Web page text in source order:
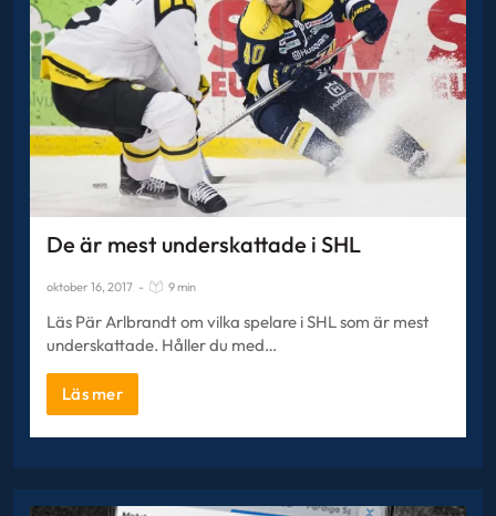
De är mest underskattade i SHL
oktober 16, 2017 - 9 min
Läs Pär Arlbrandt om vilka spelare i SHL som är mest
underskattade. Håller du med…
Läs mer